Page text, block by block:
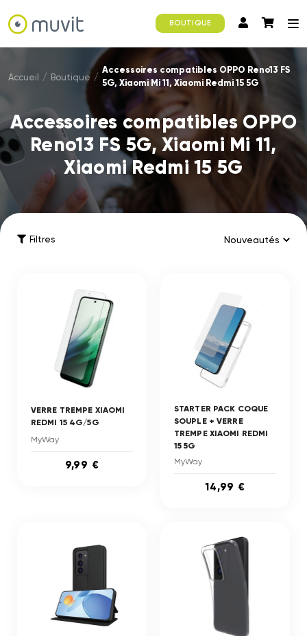
BOUTIQUE
Accueil / Boutique /
Accessoires compatibles OPPO Reno13 FS
5G, Xiaomi Mi 11, Xiaomi Redmi 15 5G
Accessoires compatibles OPPO
Reno13 FS 5G, Xiaomi Mi 11,
Xiaomi Redmi 15 5G
Filtres
VERRE TREMPE XIAOMI
REDMI 15 4G/5G
MyWay
9,99 €
STARTER PACK COQUE
SOUPLE + VERRE
TREMPE XIAOMI REDMI
15 5G
MyWay
14,99 €